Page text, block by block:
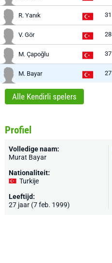
R. Yanık 31
V. Gör 28
M. Çapoğlu 37
M. Bayar 27
Alle Kendirli spelers
Profiel
Volledige naam:
Murat Bayar
Nationaliteit:
Turkije
Leeftijd:
27 jaar (7 feb. 1999)